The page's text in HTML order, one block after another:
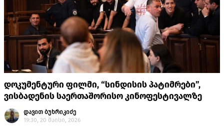
დოკუმენტური ფილმი, “სინდისის პატიმრები”,
ვისბადენის საერთაშორისო კინოფესტივალზე
დავით ბუხრიკიძე
19:30, 20 მაისი, 2026